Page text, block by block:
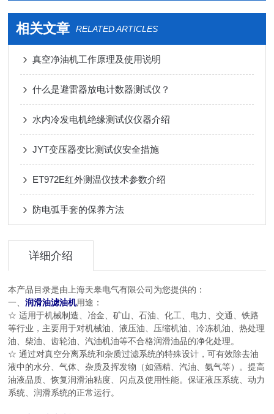
相关文章 RELATED ARTICLES
真空净油机工作原理及使用说明
什么是避雷器放电计数器测试仪？
水内冷发电机绝缘测试仪仪器介绍
JYT变压器变比测试仪安全措施
ET972E红外测温仪技术参数介绍
防电弧手套的保养方法
详细介绍
本产品目录是由上海天皋电气有限公司为您提供的：
一、润滑油滤油机用途：
☆ 适用于机械制造、冶金、矿山、石油、化工、电力、交通、铁路
等行业，主要用于对机械油、液压油、压缩机油、冷冻机油、热处理
油、柴油、齿轮油、汽油机油等不合格润滑油品的净化处理。
☆ 通过对真空分离系统和杂质过滤系统的特殊设计，可有效除去油
液中的水分、气体、杂质及挥发物（如酒精、汽油、氨气等）。提高
油液品质、恢复润滑油粘度、闪点及使用性能。保证液压系统、动力
系统、润滑系统的正常运行。